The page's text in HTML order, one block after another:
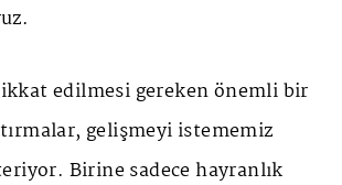
edilmesi gereken önemli bir
gelişmeyi istememiz
Birine sadece hayranlık